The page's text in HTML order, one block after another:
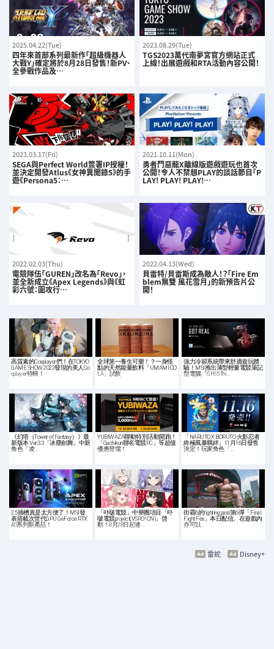
2025.04.22(Tue)
四年來首部系列最新作「超級機器人
大戰Y」確定將於8月28日發售！新PV、
全參戰作品及…
2023.08.29(Tue)
TGS2023萬代南夢宮官方網站正式
上線！出展遊戲和RTA活動內容公開！
2023.03.17(Fri)
SEGA與Perfect World簽署IP授權！
並決定開發Atlus《女神異聞錄5》的手
遊《Persona5：…
2021.10.11(Mon)
勇者鬥惡龍X離線版遊戲遊玩也首次
公開！令人不禁想PLAY的談話節目｢P
LAY! PLAY! PLAY!…
2022.02.03(Thu)
電競隊伍「GUREN」改名為「Revo」，
並全新成立《Apex Legends》與《虹
彩六號：圍攻行…
2022.04.13(Wed)
貝雷特/貝雷斯成為敵人！？「Fire Em
blem無雙 風花雪月」的新預告片公
開！
高質素的Cosplayer們！在TOKYO
GAME SHOW 2022發現的美人Co
splayer特輯！
全球第一養生可樂！？一身怪
點的天然能量飲料「UMAMI CO
LA」試飲
強力冷卻系統帶來舒適遊玩體
驗！MSI推出薄型輕量電競筆記
型電腦「GF65 Thi…
《幻塔（Tower of Fantasy）》最
新版本 Ver.3.3「冰塵劍舞」中新
角色「凌…
YUBIWAZA聯動特別活動開跑！
「Gachikun聯名電競PC」等超值
優惠登場！
「NARUTO X BORUTO 火影忍者
終極風暴羈絆」11月16日發售
決定！玩家角色「…
2.5插槽真是太方便了！MSI發
表搭載次世代GPU GeForce RTX
40系列新產品！
「卟啵電競」中華圈項目「卟
啵電競project(VSPO! CN)」啓
動！8月28日起連…
街霸6的fighting pass第6彈「Final
Fight Fes」本日配信、在遊戲内
亦可以…
Disney+
雷蛇